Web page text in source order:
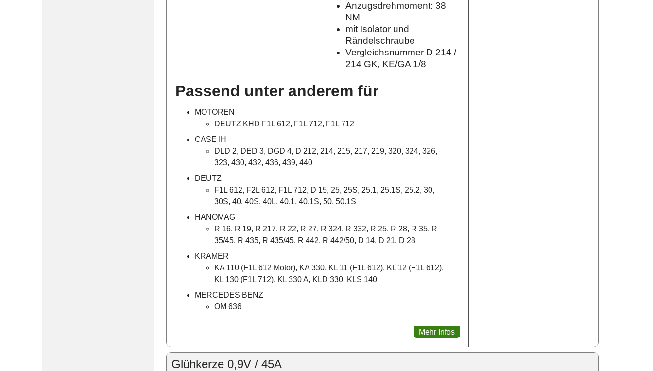
Anzugsdrehmoment: 38
NM
mit Isolator und
Rändelschraube
Vergleichsnummer D 214 /
214 GK, KE/GA 1/8
Passend unter anderem für
MOTOREN
DEUTZ KHD F1L 612, F1L 712, F1L 712
CASE IH
DLD 2, DED 3, DGD 4, D 212, 214, 215, 217, 219, 320, 324, 326,
323, 430, 432, 436, 439, 440
DEUTZ
F1L 612, F2L 612, F1L 712, D 15, 25, 25S, 25.1, 25.1S, 25.2, 30,
30S, 40, 40S, 40L, 40.1, 40.1S, 50, 50.1S
HANOMAG
R 16, R 19, R 217, R 22, R 27, R 324, R 332, R 25, R 28, R 35, R
35/45, R 435, R 435/45, R 442, R 442/50, D 14, D 21, D 28
KRAMER
KA 110 (F1L 612 Motor), KA 330, KL 11 (F1L 612), KL 12 (F1L 612),
KL 130 (F1L 712), KL 330 A, KLD 330, KLS 140
MERCEDES BENZ
OM 636
Mehr Infos
Glühkerze 0,9V / 45A